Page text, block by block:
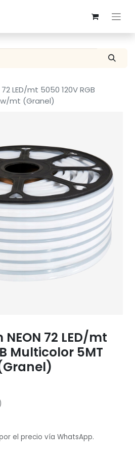
LED/mt 5050 120V RGB
mt (Granel)
72 LED/mt
Multicolor 5MT
el precio vía WhatsApp.